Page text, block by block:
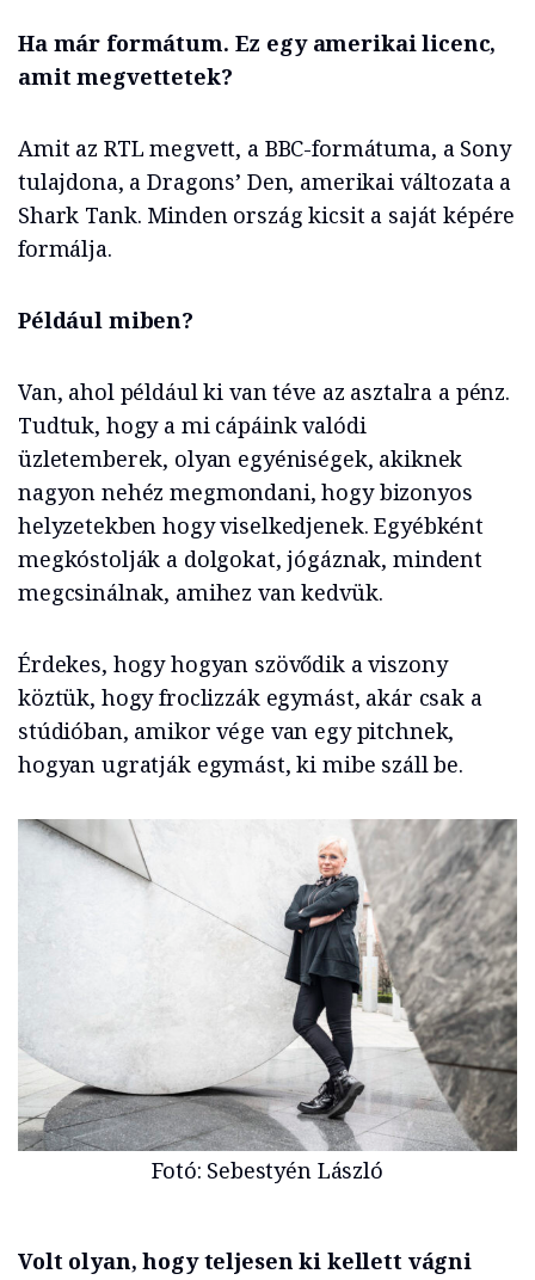
Ha már formátum. Ez egy amerikai licenc,
amit megvettetek?
Amit az RTL megvett, a BBC-formátuma, a Sony
tulajdona, a Dragons’ Den, amerikai változata a
Shark Tank. Minden ország kicsit a saját képére
formálja.
Például miben?
Van, ahol például ki van téve az asztalra a pénz.
Tudtuk, hogy a mi cápáink valódi
üzletemberek, olyan egyéniségek, akiknek
nagyon nehéz megmondani, hogy bizonyos
helyzetekben hogy viselkedjenek. Egyébként
megkóstolják a dolgokat, jógáznak, mindent
megcsinálnak, amihez van kedvük.
Érdekes, hogy hogyan szövődik a viszony
köztük, hogy froclizzák egymást, akár csak a
stúdióban, amikor vége van egy pitchnek,
hogyan ugratják egymást, ki mibe száll be.
Fotó: Sebestyén László
Volt olyan, hogy teljesen ki kellett vágni